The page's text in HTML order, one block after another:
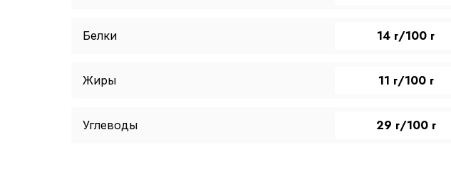
Белки 14 г/100 г
Жиры 11 г/100 г
Углеводы 29 г/100 г